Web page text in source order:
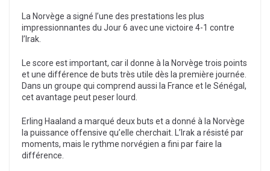
La Norvège a signé l’une des prestations les plus
impressionnantes du Jour 6 avec une victoire 4-1 contre
l’Irak.
Le score est important, car il donne à la Norvège trois points
et une différence de buts très utile dès la première journée.
Dans un groupe qui comprend aussi la France et le Sénégal,
cet avantage peut peser lourd.
Erling Haaland a marqué deux buts et a donné à la Norvège
la puissance offensive qu’elle cherchait. L’Irak a résisté par
moments, mais le rythme norvégien a fini par faire la
différence.